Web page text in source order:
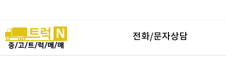
전화/문자상담